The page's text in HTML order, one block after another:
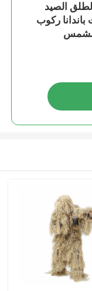
الصيد
باندانا ركوب
الشمس